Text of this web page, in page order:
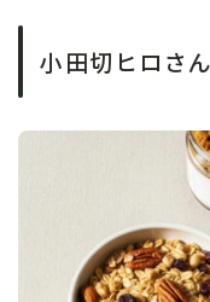
小田切ヒロさ